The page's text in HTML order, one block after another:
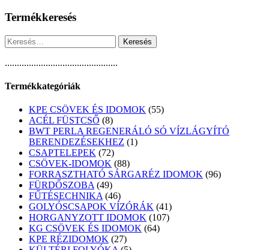
Termékkeresés
Keresés:
...............................................
Termékkategóriák
KPE CSÖVEK ÉS IDOMOK 5555
ACÉL FÜSTCSŐ 88
termék
BWT PERLA REGENERÁLÓ SÓ VÍZLÁGYÍTÓ
BERENDEZÉSEKHEZ
11
CSAPTELEPEK 7272
termék
CSÖVEK-IDOMOK 8888
termék
FORRASZTHATÓ SÁRGARÉZ IDOMOK 9696
FÜRDŐSZOBA 4949
termék
FŰTÉSECHNIKA 4646
termék
GOLYÓSCSAPOK VÍZÓRÁK 4141
termék
HORGANYZOTT IDOMOK 107107
KG CSÖVEK ÉS IDOMOK 6464
KPE RÉZIDOMOK 2727